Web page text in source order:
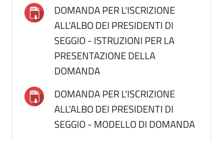
DOMANDA PER L'ISCRIZIONE
ALL'ALBO DEI PRESIDENTI DI
SEGGIO - ISTRUZIONI PER LA
PRESENTAZIONE DELLA
DOMANDA
DOMANDA PER L'ISCRIZIONE
ALL'ALBO DEI PRESIDENTI DI
SEGGIO - MODELLO DI DOMANDA